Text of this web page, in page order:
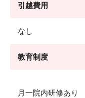
引越費用
なし
教育制度
月一院内研修あり